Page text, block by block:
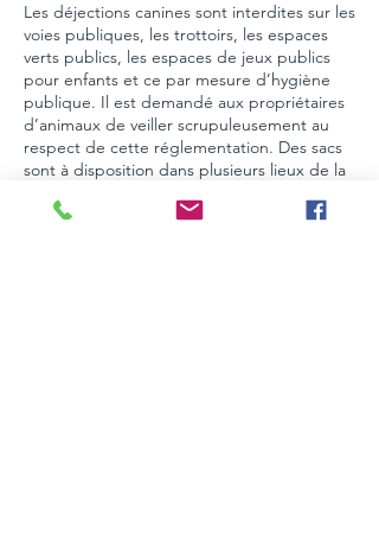
Les déjections canines sont interdites sur les
voies publiques, les trottoirs, les espaces
verts publics, les espaces de jeux publics
pour enfants et ce par mesure d’hygiène
publique. Il est demandé aux propriétaires
d’animaux de veiller scrupuleusement au
respect de cette réglementation. Des sacs
sont à disposition dans plusieurs lieux de la